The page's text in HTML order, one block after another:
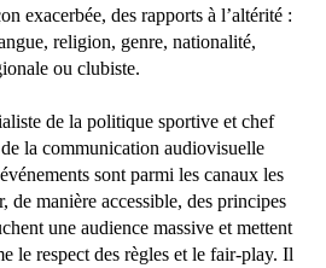
exacerbée, des rapports à l’altérité :
religion, genre, nationalité,
ou clubiste.
de la politique sportive et chef
la communication audiovisuelle
sont parmi les canaux les
de manière accessible, des principes
une audience massive et mettent
le respect des règles et le fair-play. Il